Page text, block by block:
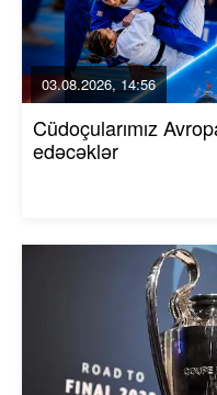
03.08.2026, 14:56
Cüdoçularımız
edəcəklər